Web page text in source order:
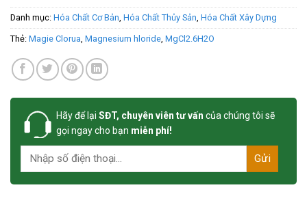
Danh mục: Hóa Chất Cơ Bản Hóa Chất Thủy Sản Hóa Chất Xây Dựng
Thẻ: Magie Clorua Magnesium hloride MgCl2.6H2O
Hãy để lại SĐT, chuyên viên tư vấn của chúng tôi sẽ
gọi ngay cho bạn miễn phí!